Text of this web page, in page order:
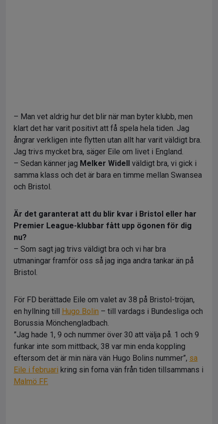
– Man vet aldrig hur det blir när man byter klubb, men
klart det har varit positivt att få spela hela tiden. Jag
ångrar verkligen inte flytten utan allt har varit väldigt bra.
Jag trivs mycket bra, säger Eile om livet i England.
– Sedan känner jag Melker Widell väldigt bra, vi gick i
samma klass och det är bara en timme mellan Swansea
och Bristol.
Är det garanterat att du blir kvar i Bristol eller har
Premier League-klubbar fått upp ögonen för dig
nu?
– Som sagt jag trivs väldigt bra och vi har bra
utmaningar framför oss så jag inga andra tankar än på
Bristol.
För FD berättade Eile om valet av 38 på Bristol-tröjan,
en hyllning till Hugo Bolin – till vardags i Bundesliga och
Borussia Mönchengladbach.
”Jag hade 1, 9 och nummer över 30 att välja på. 1 och 9
funkar inte som mittback, 38 var min enda koppling
eftersom det är min nära vän Hugo Bolins nummer”, sa
Eile i februari kring sin forna vän från tiden tillsammans i
Malmö FF.